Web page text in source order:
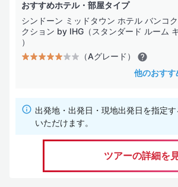
おすすめホテル・部屋タイプ
シンドーン ミッドタウン ホテル バンコ
クション by IHG（スタンダード ルーム
）
（Aグレード）
他のおすす
出発地・出発日・現地出発日を指定
いただけます。
ツアーの詳細を